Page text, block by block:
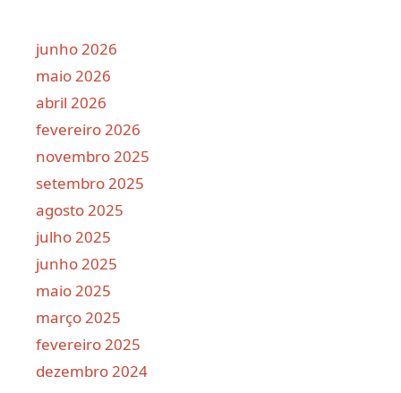
junho 2026
maio 2026
abril 2026
fevereiro 2026
novembro 2025
setembro 2025
agosto 2025
julho 2025
junho 2025
maio 2025
março 2025
fevereiro 2025
dezembro 2024